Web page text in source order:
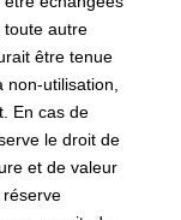
toute autre
être tenue
non-utilisation,
En cas de
le droit de
et de valeur